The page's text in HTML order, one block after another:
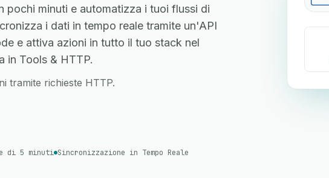
pochi minuti e automatizza i tuoi flussi di
i dati in tempo reale tramite un'API
e attiva azioni in tutto il tuo stack nel
in Tools & HTTP.
tramite richieste HTTP.
di 5 minuti Sincronizzazione in Tempo Reale